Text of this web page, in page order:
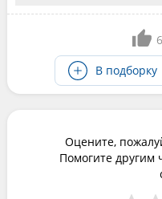
В подборку
Оцените,
Помогите другим